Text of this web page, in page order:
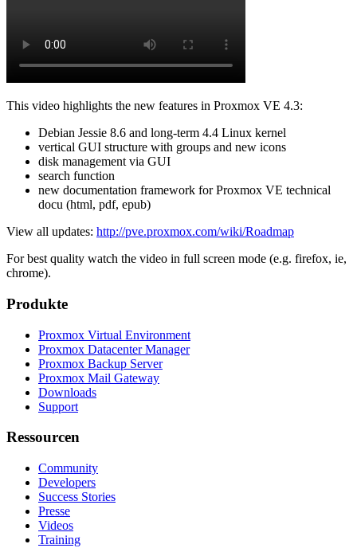
This video highlights the new features in Proxmox VE 4.3:
Debian Jessie 8.6 and long-term 4.4 Linux kernel
vertical GUI structure with groups and new icons
disk management via GUI
search function
new documentation framework for Proxmox VE technical
docu (html, pdf, epub)
View all updates: http://pve.proxmox.com/wiki/Roadmap
For best quality watch the video in full screen mode (e.g. firefox, ie,
chrome).
Produkte
Proxmox Virtual Environment
Proxmox Datacenter Manager
Proxmox Backup Server
Proxmox Mail Gateway
Downloads
Support
Ressourcen
Community
Developers
Success Stories
Presse
Videos
Training